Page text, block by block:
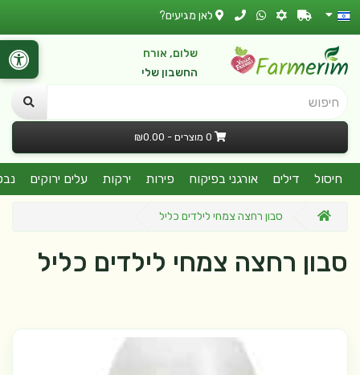
לאן מגיעים?
שלום, אורח
החשבון שלי
חיפוש
0 מוצרים - ₪0.00
חיסול דילים אורגני בפיקוח פירות ירקות עלים ירוקים
סבון רחצה צמחי לילדים כליל
סבון רחצה צמחי לילדים כליל